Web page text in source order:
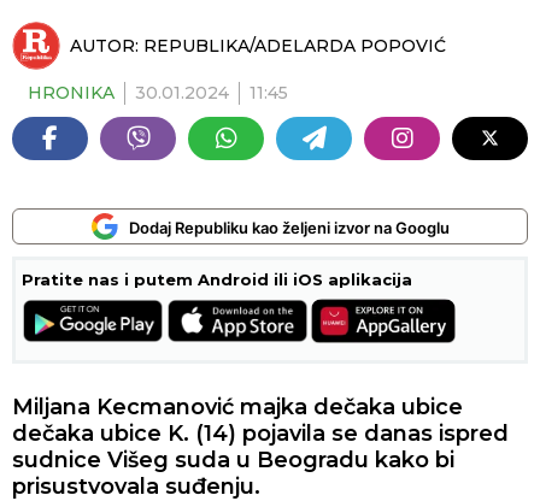
AUTOR: REPUBLIKA/ADELARDA POPOVIĆ
HRONIKA 30.01.2024 11:45
Dodaj Republiku kao željeni izvor na Googlu
Pratite nas i putem Android ili iOS aplikacija
Miljana Kecmanović majka dečaka ubice
dečaka ubice K. (14) pojavila se danas ispred
sudnice Višeg suda u Beogradu kako bi
prisustvovala suđenju.